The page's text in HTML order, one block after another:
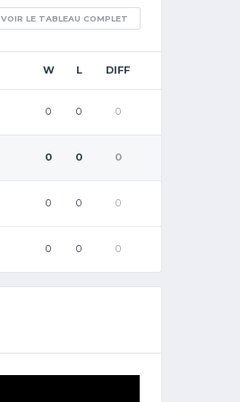
VOIR LE TABLEAU COMPLET
W L DIFF
0 0 0
0 0 0
0 0 0
0 0 0